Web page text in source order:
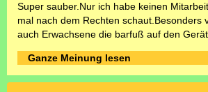
Super sauber.Nur ich habe keinen
mal nach dem Rechten schaut.Besonders
auch Erwachsene die barfuß auf den
Ganze Meinung lesen